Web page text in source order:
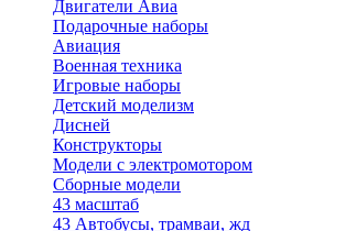
Двигатели Авиа
Подарочные наборы
Авиация
Военная техника
Игровые наборы
Детский моделизм
Дисней
Конструкторы
Модели с электромотором
Сборные модели
43 масштаб
43 Автобусы, трамваи, жд